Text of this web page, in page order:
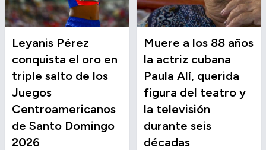
Leyanis Pérez
conquista el oro en
triple salto de los
Juegos
Centroamericanos
de Santo Domingo
2026
Muere a los 88 años
la actriz cubana
Paula Alí, querida
figura del teatro y
la televisión
durante seis
décadas